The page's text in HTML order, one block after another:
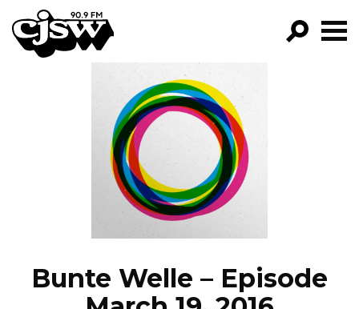
CJSW
FILTER BY:
PROGRAMS
EPISODES
NEWS
Bunte Welle – Episode